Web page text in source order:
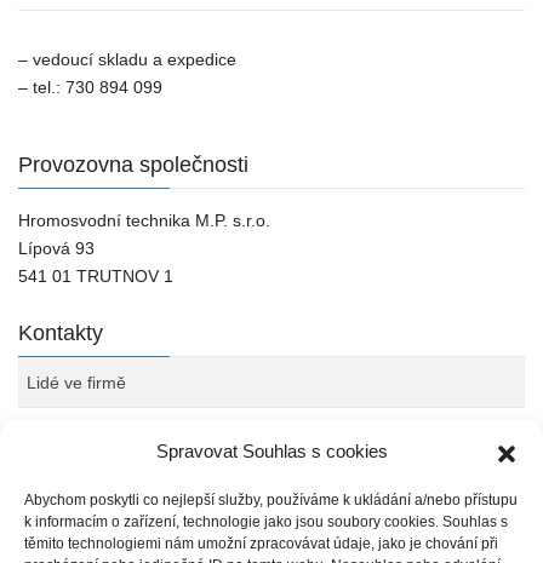
Spravovat Souhlas s cookies
Abychom poskytli co nejlepší služby, používáme k ukládání a/nebo přístupu
k informacím o zařízení, technologie jako jsou soubory cookies. Souhlas s
těmito technologiemi nám umožní zpracovávat údaje, jako je chování při
– vedoucí skladu a expedice
– tel.: 730 894 099
Provozovna společnosti
Hromosvodní technika M.P. s.r.o.
Lípová 93
541 01 TRUTNOV 1
Kontakty
Lidé ve firmě
Kontakty